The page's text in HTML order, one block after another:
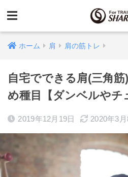
ホーム 肩 肩の筋トレ
自宅でできる肩(三角
め種目【ダンベルやチ
2019年12月19日 2020年3月